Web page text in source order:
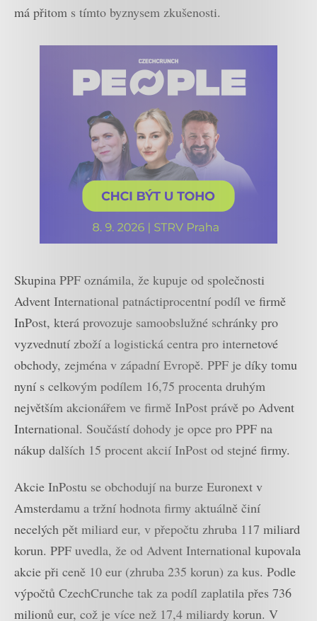
má přitom s tímto byznysem zkušenosti.
Skupina PPF oznámila, že kupuje od společnosti
Advent International patnáctiprocentní podíl ve firmě
InPost, která provozuje samoobslužné schránky pro
vyzvednutí zboží a logistická centra pro internetové
obchody, zejména v západní Evropě. PPF je díky tomu
nyní s celkovým podílem 16,75 procenta druhým
největším akcionářem ve firmě InPost právě po Advent
International. Součástí dohody je opce pro PPF na
nákup dalších 15 procent akcií InPost od stejné firmy.
Akcie InPostu se obchodují na burze Euronext v
Amsterdamu a tržní hodnota firmy aktuálně činí
necelých pět miliard eur, v přepočtu zhruba 117 miliard
korun. PPF uvedla, že od Advent International kupovala
akcie při ceně 10 eur (zhruba 235 korun) za kus. Podle
výpočtů CzechCrunche tak za podíl zaplatila přes 736
milionů eur, což je více než 17,4 miliardy korun. V